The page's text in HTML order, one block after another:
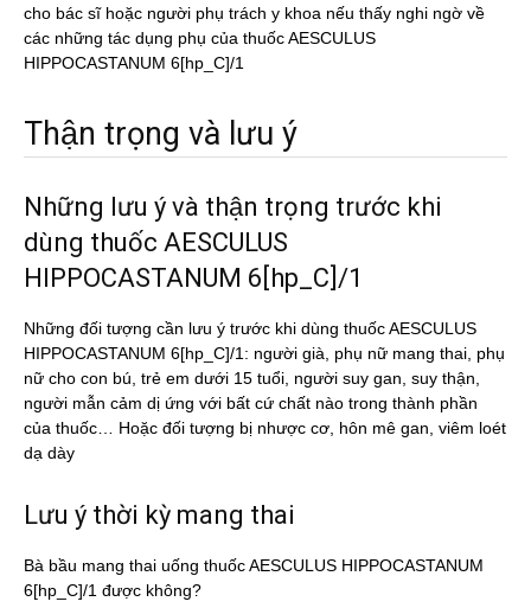
cho bác sĩ hoặc người phụ trách y khoa nếu thấy nghi ngờ về
các những tác dụng phụ của thuốc AESCULUS
HIPPOCASTANUM 6[hp_C]/1
Thận trọng và lưu ý
Những lưu ý và thận trọng trước khi
dùng thuốc AESCULUS
HIPPOCASTANUM 6[hp_C]/1
Những đối tượng cần lưu ý trước khi dùng thuốc AESCULUS
HIPPOCASTANUM 6[hp_C]/1: người già, phụ nữ mang thai, phụ
nữ cho con bú, trẻ em dưới 15 tuổi, người suy gan, suy thận,
người mẫn cảm dị ứng với bất cứ chất nào trong thành phần
của thuốc… Hoặc đối tượng bị nhược cơ, hôn mê gan, viêm loét
dạ dày
Lưu ý thời kỳ mang thai
Bà bầu mang thai uống thuốc AESCULUS HIPPOCASTANUM
6[hp_C]/1 được không?